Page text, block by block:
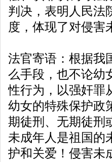
判决，表明人民法
度，体现了对侵害
法官寄语：根据我
么手段，也不论幼
性行为，以强奸罪
幼女的特殊保护政
期徒刑、无期徒刑
未成年人是祖国的
护和关爱！侵害未